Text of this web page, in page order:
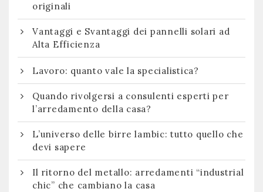
originali
Vantaggi e Svantaggi dei pannelli solari ad
Alta Efficienza
Lavoro: quanto vale la specialistica?
Quando rivolgersi a consulenti esperti per
l’arredamento della casa?
L’universo delle birre lambic: tutto quello che
devi sapere
Il ritorno del metallo: arredamenti “industrial
chic” che cambiano la casa